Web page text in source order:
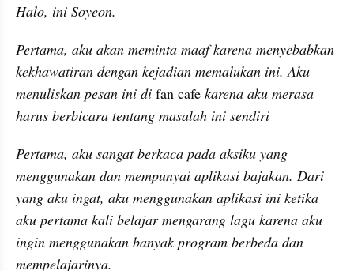
Halo, ini Soyeon.
Pertama, aku akan meminta maaf karena menyebabkan
kekhawatiran dengan kejadian memalukan ini. Aku
menuliskan pesan ini di fan cafe karena aku merasa
harus berbicara tentang masalah ini sendiri
Pertama, aku sangat berkaca pada aksiku yang
menggunakan dan mempunyai aplikasi bajakan. Dari
yang aku ingat, aku menggunakan aplikasi ini ketika
aku pertama kali belajar mengarang lagu karena aku
ingin menggunakan banyak program berbeda dan
mempelajarinya.